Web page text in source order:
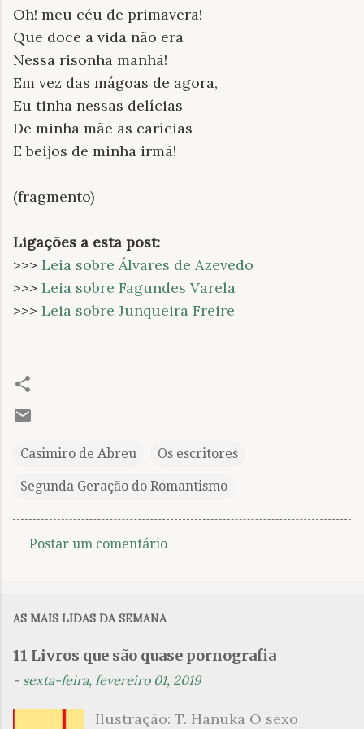
Oh! meu céu de primavera!
Que doce a vida não era
Nessa risonha manhã!
Em vez das mágoas de agora,
Eu tinha nessas delícias
De minha mãe as carícias
E beijos de minha irmã!
(fragmento)
Ligações a esta post:
>>> Leia sobre Álvares de Azevedo
>>> Leia sobre Fagundes Varela
>>> Leia sobre Junqueira Freire
Casimiro de Abreu Os escritores
Segunda Geração do Romantismo
n
t
Postar um comentário
AS MAIS LIDAS DA SEMANA
11 Livros que são quase pornografia
- sexta-feira, fevereiro 01, 2019
Ilustração: T. Hanuka O sexo